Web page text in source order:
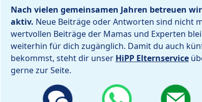
Nach vielen gemeinsamen Jahren betreuen
aktiv. Neue Beiträge oder Antworten sind nicht
wertvollen Beiträge der Mamas und Experten
weiterhin für dich zugänglich. Damit du auch
bekommst, steht dir unser HiPP Elternservice
gerne zur Seite.